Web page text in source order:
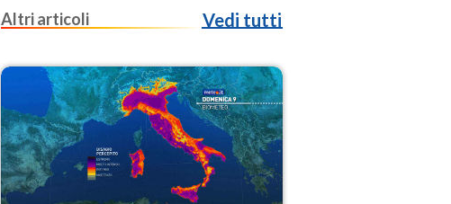
Altri articoli
Vedi tutti